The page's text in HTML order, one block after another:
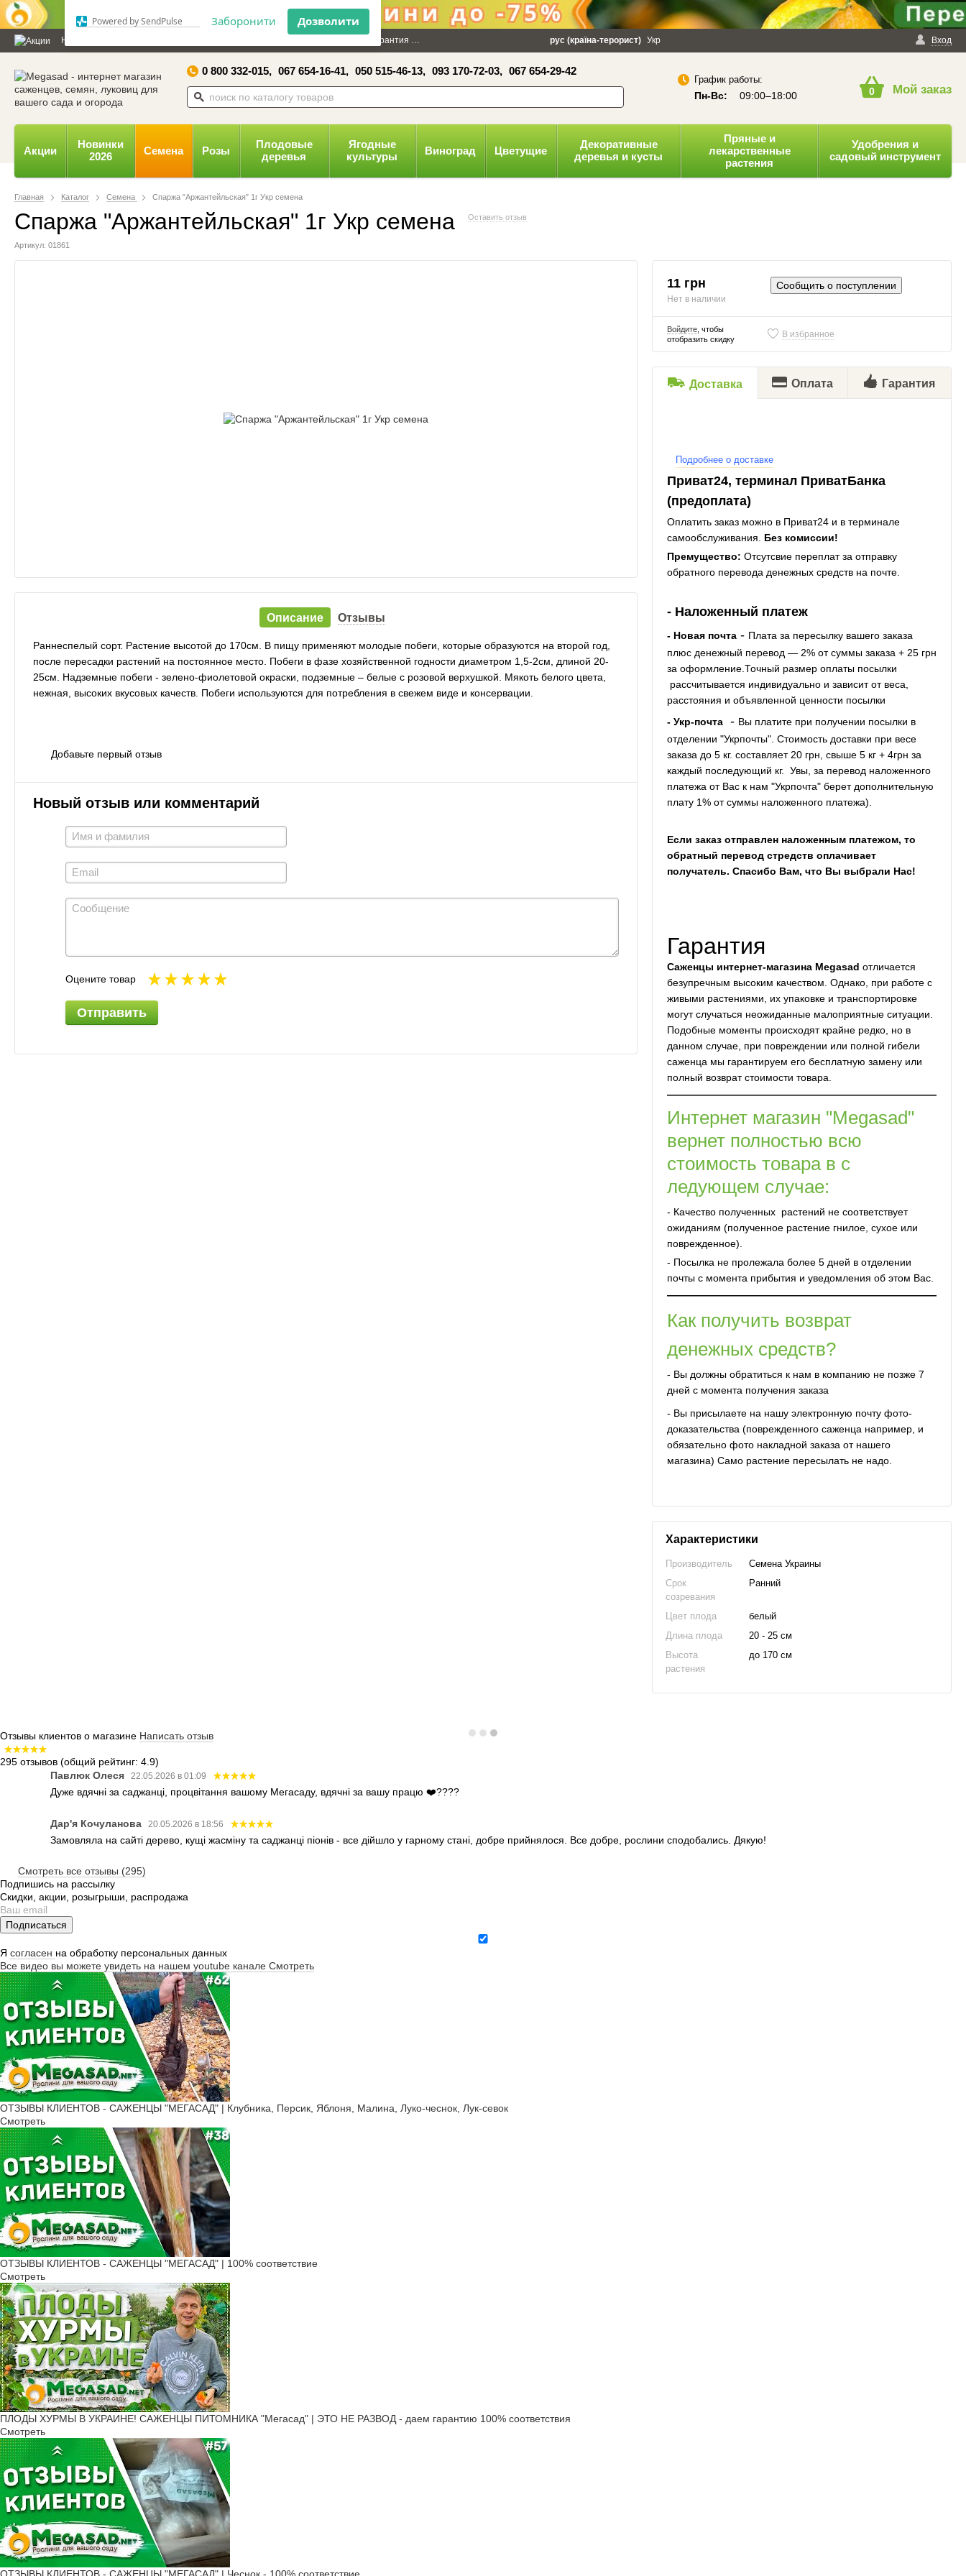
Дозвольте сайту megasad.net
відправляти вам сповіщення на
робочий стіл.
Powered by SendPulse Заборонити Дозволити
×
Новости и статьи Гарантия Оплата и доставка Политика конфиденциальности Вход
рус (країна-терорист) Укр
0 800 332-015, 067 654-16-41, 050 515-46-13, 093 170-72-03, 067 654-29-42
График работы:
Пн-Вс: 09:00–18:00 0 Мой заказ
Акции
Новинки
2026
Семена Розы
Плодовые
деревья
Ягодные
культуры
Виноград Цветущие
Декоративные
деревья и кусты
Пряные и
лекарственные
растения
Удобрения и
садовый инструмент
Главная Каталог Семена Спаржа "Аржантейльская" 1г Укр семена
Спаржа "Аржантейльская" 1г Укр семена Оставить отзыв
Артикул: 01861
Описание Отзывы
Раннеспелый сорт. Растение высотой до 170см. В пищу применяют молодые побеги, которые образуются на второй год,
после пересадки растений на постоянное место. Побеги в фазе хозяйственной годности диаметром 1,5-2см, длиной 20-
25см. Надземные побеги - зелено-фиолетовой окраски, подземные – белые с розовой верхушкой. Мякоть белого цвета,
нежная, высоких вкусовых качеств. Побеги используются для потребления в свежем виде и консервации.
Добавьте первый отзыв
Новый отзыв или комментарий
Оцените товар
Отправить
11 грн
Нет в наличии
Сообщить о поступлении
Войдите, чтобы
отобразить скидку
В избранное
Доставка Оплата Гарантия
Подробнее о доставке
Приват24, терминал ПриватБанка
(предоплата)
Оплатить заказ можно в Приват24 и в терминале
самообслуживания. Без комиссии!
Премущество: Отсутсвие переплат за отправку
обратного перевода денежных средств на почте.
- Наложенный платеж
- Новая почта- Плата за пересылку вашего заказа
плюс денежный перевод — 2% от суммы заказа + 25 грн
за оформление.Точный размер оплаты посылки
рассчитывается индивидуально и зависит от веса,
расстояния и объявленной ценности посылки
- Укр-почта- Вы платите при получении посылки в
отделении "Укрпочты". Стоимость доставки при весе
заказа до 5 кг. составляет 20 грн, свыше 5 кг + 4грн за
каждый последующий кг. Увы, за перевод наложенного
платежа от Вас к нам "Укрпочта" берет дополнительную
плату 1% от суммы наложенного платежа).
Если заказ отправлен наложенным платежом, то
обратный перевод стредств оплачивает
получатель. Спасибо Вам, что Вы выбрали Нас!
Гарантия
Саженцы интернет-магазина Megasad отличается
безупречным высоким качеством. Однако, при работе с
живыми растениями, их упаковке и транспортировке
могут случаться неожиданные малоприятные ситуации.
Подобные моменты происходят крайне редко, но в
данном случае, при повреждении или полной гибели
саженца мы гарантируем его бесплатную замену или
полный возврат стоимости товара.
Интернет магазин "Megasad"
вернет полностью всю
стоимость товара в с
ледующем случае:
- Качество полученных растений не соответствует
ожиданиям (полученное растение гнилое, сухое или
поврежденное).
- Посылка не пролежала более 5 дней в отделении
почты с момента прибытия и уведомления об этом Вас.
Как получить возврат
денежных средств?
- Вы должны обратиться к нам в компанию не позже 7
дней с момента получения заказа
- Вы присылаете на нашу электронную почту фото-
доказательства (поврежденного саженца например, и
обязательно фото накладной заказа от нашего
магазина) Само растение пересылать не надо.
Характеристики
Производитель
Семена Украины
Срок
созревания
Ранний
Цвет плода
белый
Длина плода
20 - 25 см
Высота
растения
до 170 см
Отзывы клиентов о магазине Написать отзыв
295 отзывов (общий рейтинг: 4.9)
Павлюк Олеся
22.05.2026 в 01:09
Дуже вдячні за саджанці, процвітання вашому Мегасаду, вдячні за вашу працю ❤️????
Дар'я Кочуланова 20.05.2026 в 18:56
Замовляла на сайті дерево, кущі жасміну та саджанці піонів - все дійшло у гарному стані, добре прийнялося. Все добре, рослини сподобались. Дякую!
Смотреть все отзывы (295)
Подпишись на рассылку
Скидки, акции, розыгрыши, распродажа
Подписаться
Я согласен на обработку персональных данных
Все видео вы можете увидеть на нашем youtube канале Смотреть
ОТЗЫВЫ КЛИЕНТОВ - САЖЕНЦЫ "МЕГАСАД" | Клубника, Персик, Яблоня, Малина, Луко-чеснок, Лук-севок
Смотреть
ОТЗЫВЫ КЛИЕНТОВ - САЖЕНЦЫ "МЕГАСАД" | 100% соответствие
Смотреть
ПЛОДЫ ХУРМЫ В УКРАИНЕ! САЖЕНЦЫ ПИТОМНИКА "Мегасад" | ЭТО НЕ РАЗВОД - даем гарантию 100% соответствия
Смотреть